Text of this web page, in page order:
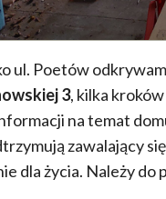
ul. Poetów
3, kilka
na temat
zawalający
dla życia. Należy do